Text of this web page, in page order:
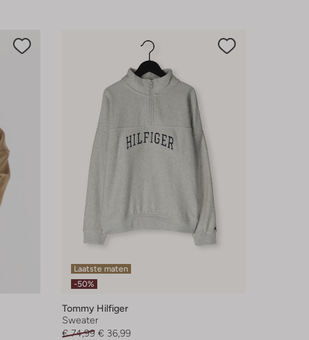
Laatste maten
-50%
Tommy Hilfiger
Sweater
€ 74,99 € 36,99